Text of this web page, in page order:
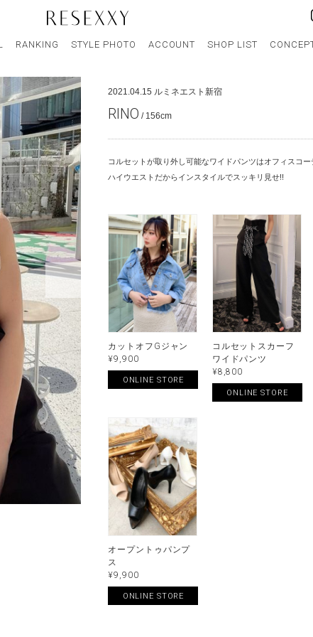
RANKING STYLE PHOTO ACCOUNT SHOP LIST
2021.04.15 ルミネエスト新宿
RINO / 156cm
コルセットが取り外し可能なワイドパンツはオフィスコー
ハイウエストだからインスタイルでスッキリ見せ!!
カットオフGジャン
¥9,900
ONLINE STORE
コルセットスカーフ
ワイドパンツ
¥8,800
ONLINE STORE
オープントゥパンプ
ス
¥9,900
ONLINE STORE